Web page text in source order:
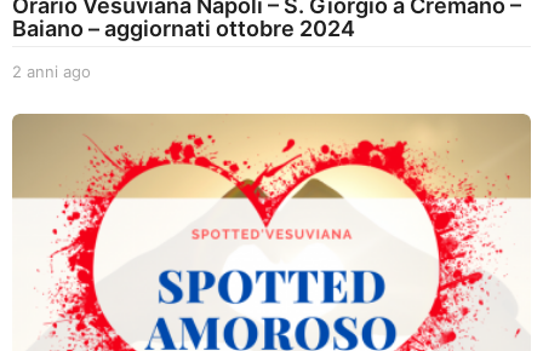
Orario Vesuviana Napoli – S. Giorgio a Cremano –
Baiano – aggiornati ottobre 2024
2 anni ago
n
n
i
a
g
o